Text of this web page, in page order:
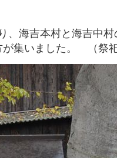
海吉本村と海吉中村
集いました。 （祭